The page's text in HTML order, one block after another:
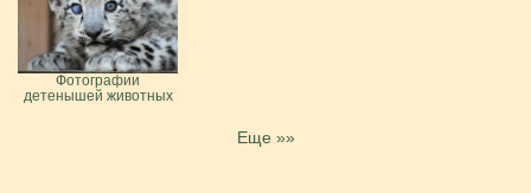
Фотографии
детенышей животных
Еще »»